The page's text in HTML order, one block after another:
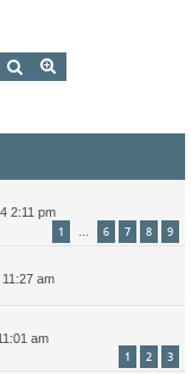
Szukaj
2:11 pm
1 … 6 7 8 9
am
am
1 2 3